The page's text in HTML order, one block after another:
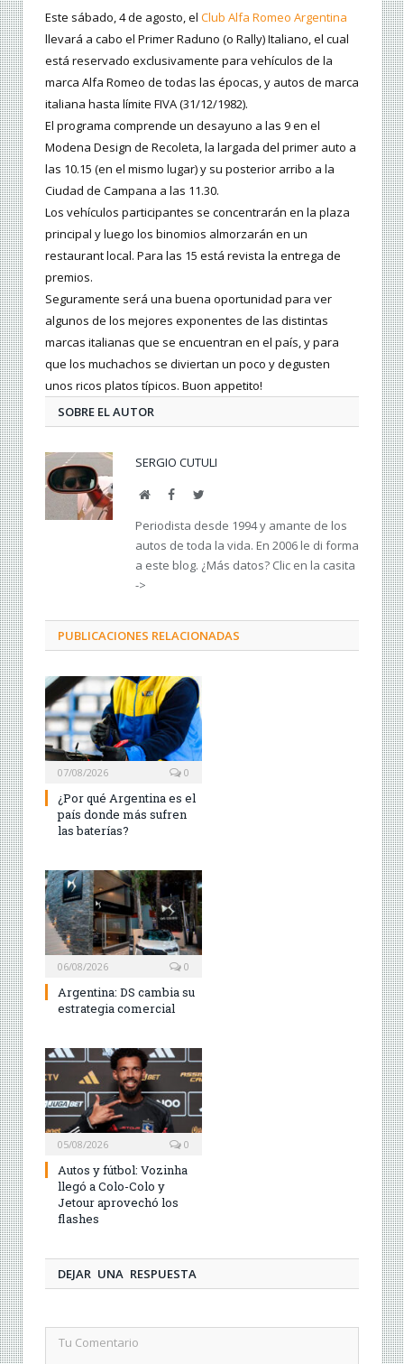
Este sábado, 4 de agosto, el Club Alfa Romeo Argentina
llevará a cabo el Primer Raduno (o Rally) Italiano, el cual
está reservado exclusivamente para vehículos de la
marca Alfa Romeo de todas las épocas, y autos de marca
italiana hasta límite FIVA (31/12/1982).
El programa comprende un desayuno a las 9 en el
Modena Design de Recoleta, la largada del primer auto a
las 10.15 (en el mismo lugar) y su posterior arribo a la
Ciudad de Campana a las 11.30.
Los vehículos participantes se concentrarán en la plaza
principal y luego los binomios almorzarán en un
restaurant local. Para las 15 está revista la entrega de
premios.
Seguramente será una buena oportunidad para ver
algunos de los mejores exponentes de las distintas
marcas italianas que se encuentran en el país, y para
que los muchachos se diviertan un poco y degusten
unos ricos platos típicos. Buon appetito!
SOBRE EL AUTOR
SERGIO CUTULI
Web FacebookTwitter
Periodista desde 1994 y amante de los
autos de toda la vida. En 2006 le di forma
a este blog. ¿Más datos? Clic en la casita
->
PUBLICACIONES RELACIONADAS
07/08/2026 0
¿Por qué Argentina es el
país donde más sufren
las baterías?
06/08/2026 0
Argentina: DS cambia su
estrategia comercial
05/08/2026 0
Autos y fútbol: Vozinha
llegó a Colo-Colo y
Jetour aprovechó los
flashes
DEJAR UNA RESPUESTA